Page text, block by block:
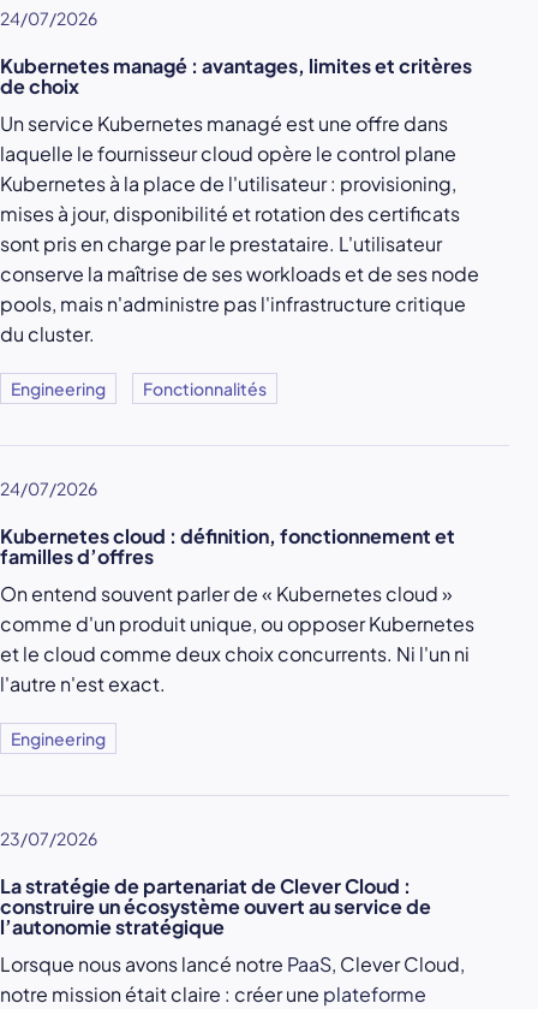
24/07/2026
Kubernetes managé : avantages, limites et critères
de choix
Un service Kubernetes managé est une offre dans
laquelle le fournisseur cloud opère le control plane
Kubernetes à la place de l'utilisateur : provisioning,
mises à jour, disponibilité et rotation des certificats
sont pris en charge par le prestataire. L'utilisateur
conserve la maîtrise de ses workloads et de ses node
pools, mais n'administre pas l'infrastructure critique
du cluster.
Engineering Fonctionnalités
24/07/2026
Kubernetes cloud : définition, fonctionnement et
familles d’offres
On entend souvent parler de « Kubernetes cloud »
comme d'un produit unique, ou opposer Kubernetes
et le cloud comme deux choix concurrents. Ni l'un ni
l'autre n'est exact.
Engineering
23/07/2026
La stratégie de partenariat de Clever Cloud :
construire un écosystème ouvert au service de
l’autonomie stratégique
Lorsque nous avons lancé notre PaaS, Clever Cloud,
notre mission était claire : créer une plateforme